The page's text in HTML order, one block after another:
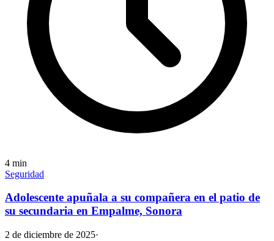
4 min
Seguridad
Adolescente apuñala a su compañera en el patio de
su secundaria en Empalme, Sonora
2 de diciembre de 2025·